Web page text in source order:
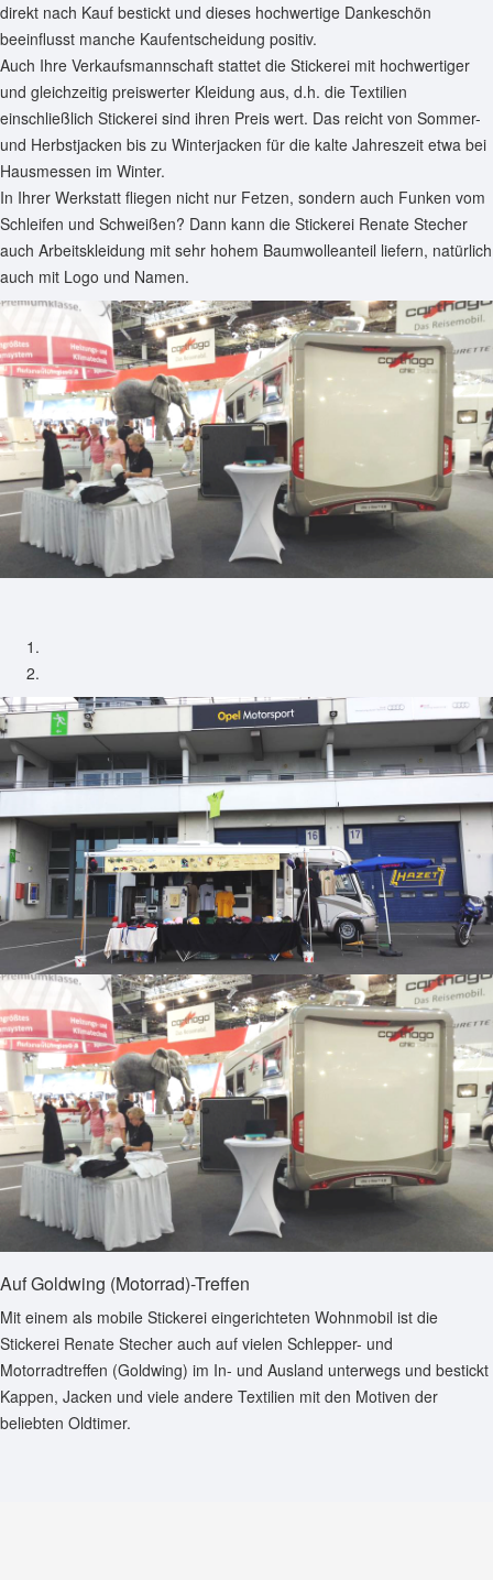
direkt nach Kauf bestickt und dieses hochwertige Dankeschön
beeinflusst manche Kaufentscheidung positiv.
Auch Ihre Verkaufsmannschaft stattet die Stickerei mit hochwertiger
und gleichzeitig preiswerter Kleidung aus, d.h. die Textilien
einschließlich Stickerei sind ihren Preis wert. Das reicht von Sommer-
und Herbstjacken bis zu Winterjacken für die kalte Jahreszeit etwa bei
Hausmessen im Winter.
In Ihrer Werkstatt fliegen nicht nur Fetzen, sondern auch Funken vom
Schleifen und Schweißen? Dann kann die Stickerei Renate Stecher
auch Arbeitskleidung mit sehr hohem Baumwolleanteil liefern, natürlich
auch mit Logo und Namen.
Auf Goldwing (Motorrad)-Treffen
Mit einem als mobile Stickerei eingerichteten Wohnmobil ist die
Stickerei Renate Stecher auch auf vielen Schlepper- und
Motorradtreffen (Goldwing) im In- und Ausland unterwegs und bestickt
Kappen, Jacken und viele andere Textilien mit den Motiven der
beliebten Oldtimer.